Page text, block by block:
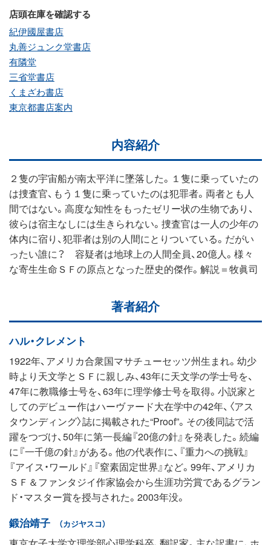
店頭在庫を確認する
紀伊國屋書店
丸善ジュンク堂書店
有隣堂
三省堂書店
くまざわ書店
東京都書店案内
内容紹介
２隻の宇宙船が南太平洋に墜落した。１隻に乗っていたの
は捜査官、もう１隻に乗っていたのは犯罪者。両者とも人
間ではない。高度な知性をもったゼリー状の生物であり、
彼らは宿主なしには生きられない。捜査官は一人の少年の
体内に宿り、犯罪者は別の人間にとりついている。だがい
ったい誰に？ 容疑者は地球上の人間全員、20億人。様々
な寄生生命ＳＦの原点となった歴史的傑作。解説＝牧眞司
著者紹介
ハル・クレメント
1922年、アメリカ合衆国マサチューセッツ州生まれ。幼少
時より天文学とＳＦに親しみ、43年に天文学の学士号を、
47年に教職修士号を、63年に理学修士号を取得。小説家と
してのデビュー作はハーヴァード大在学中の42年、〈アス
タウンディング〉誌に掲載された“Proof”。その後同誌で活
躍をつづけ、50年に第一長編『20億の針』を発表した。続編
に『一千億の針』がある。他の代表作に、『重力への挑戦』
『アイス・ワールド』『窒素固定世界』など。99年、アメリカ
ＳＦ＆ファンタジイ作家協会から生涯功労賞であるグラン
ド・マスター賞を授与された。2003年没。
鍛治靖子 （カジヤスコ）